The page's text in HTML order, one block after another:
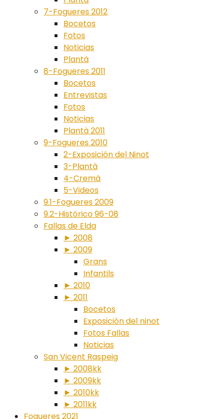
7-Fogueres 2012
Bocetos
Fotos
Noticias
Plantà
8-Fogueres 2011
Bocetos
Entrevistas
Fotos
Noticias
Plantà 2011
9-Fogueres 2010
2-Exposición del Ninot
3-Plantà
4-Cremà
5-Videos
9.1-Fogueres 2009
9.2-Histórico 96-08
Fallas de Elda
► 2008
► 2009
Grans
Infantils
► 2010
► 2011
Bocetos
Exposición del ninot
Fotos Fallas
Noticias
San Vicent Raspeig
► 2008kk
► 2009kk
► 2010kk
► 2011kk
Fogueres 2021